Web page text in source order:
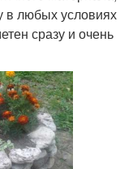
в любых условиях
сразу и очень